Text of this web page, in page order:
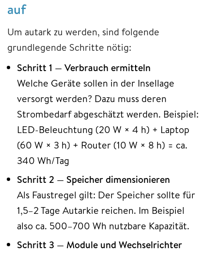
auf
Um autark zu werden, sind folgende
grundlegende Schritte nötig:
Schritt 1 — Verbrauch ermitteln
Welche Geräte sollen in der Insellage
versorgt werden? Dazu muss deren
Strombedarf abgeschätzt werden. Beispiel:
LED-Beleuchtung (20 W × 4 h) + Laptop
(60 W × 3 h) + Router (10 W × 8 h) = ca.
340 Wh/Tag
Schritt 2 — Speicher dimensionieren
Als Faustregel gilt: Der Speicher sollte für
1,5–2 Tage Autarkie reichen. Im Beispiel
also ca. 500–700 Wh nutzbare Kapazität.
Schritt 3 — Module und Wechselrichter